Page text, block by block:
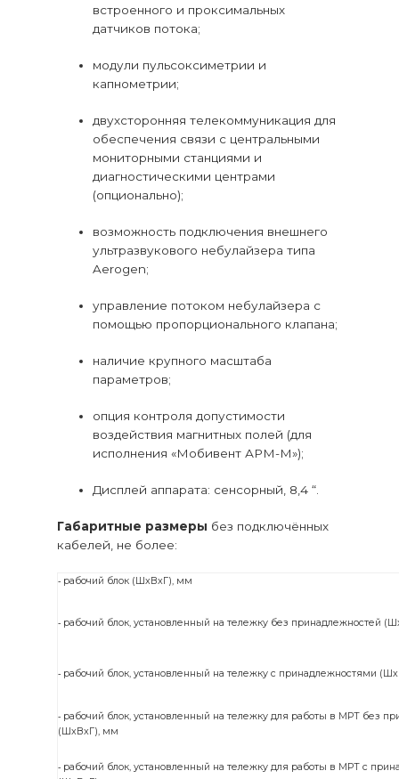
встроенного и проксимальных
датчиков потока;
модули пульсоксиметрии и
капнометрии;
двухсторонняя телекоммуникация для
обеспечения связи с центральными
мониторными станциями и
диагностическими центрами
(опционально);
возможность подключения внешнего
ультразвукового небулайзера типа
Aerogen;
управление потоком небулайзера с
помощью пропорционального клапана;
наличие крупного масштаба
параметров;
опция контроля допустимости
воздействия магнитных полей (для
исполнения «Мобивент АРМ-М»);
Дисплей аппарата: сенсорный, 8,4 “.
Габаритные размеры без подключённых
кабелей, не более:
⁃ рабочий блок (ШхВхГ), мм
⁃ рабочий блок, установленный на тележку без принадлежностей
⁃ рабочий блок, установленный на тележку с принадлежностями
⁃ рабочий блок, установленный на тележку для работы в МРТ без
(ШхВхГ), мм
⁃ рабочий блок, установленный на тележку для работы в МРТ с